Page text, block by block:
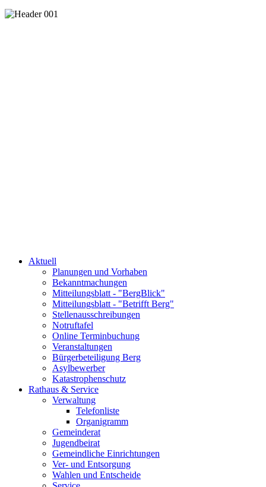
Aktuell
Planungen und Vorhaben
Bekanntmachungen
Mitteilungsblatt - "BergBlick"
Mitteilungsblatt - "Betrifft Berg"
Stellenausschreibungen
Notruftafel
Online Terminbuchung
Veranstaltungen
Bürgerbeteiligung Berg
Asylbewerber
Katastrophenschutz
Rathaus & Service
Verwaltung
Telefonliste
Organigramm
Gemeinderat
Jugendbeirat
Gemeindliche Einrichtungen
Ver- und Entsorgung
Wahlen und Entscheide